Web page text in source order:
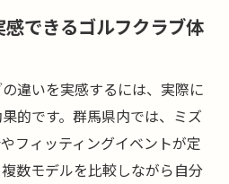
できるゴルフクラブ体
違いを実感するには、実際に
的です。群馬県内では、ミズ
フィッティングイベントが定
数モデルを比較しながら自分